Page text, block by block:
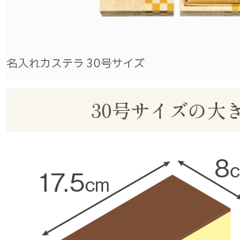
名入れカステラ 30号サイズ
30号サイズの大